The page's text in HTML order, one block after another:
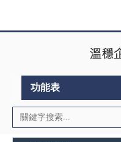
功能表